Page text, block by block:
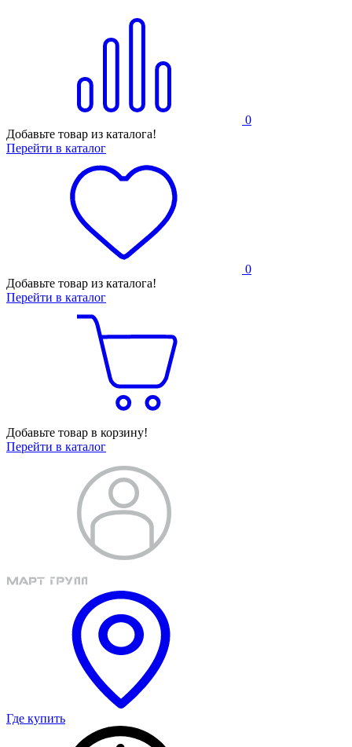
0
Добавьте товар из каталога!
Перейти в каталог
0
Добавьте товар из каталога!
Перейти в каталог
Добавьте товар в корзину!
Перейти в каталог
Где купить